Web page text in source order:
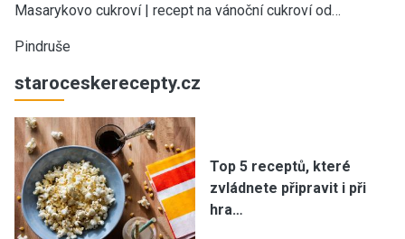
Masarykovo cukroví | recept na vánoční cukroví od…
Pindruše
staroceskerecepty.cz
Top 5 receptů, které
zvládnete připravit i při
hra…